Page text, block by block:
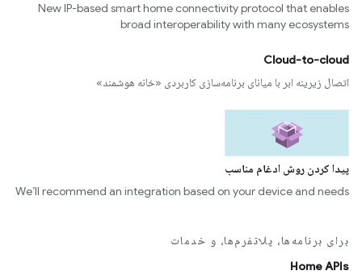
New IP-based smart home connectivity protocol that enables
broad interoperability with many ecosystems
Cloud-to-cloud
اتصال زیرینه ابر با میانای برنامه‌سازی کاربردی «خانه هوشمند»
پیدا کردن روش ادغام مناسب
We’ll recommend an integration based on your device and needs
برای برنامه‌ها، پلاتفرم‌ها، و خدمات
Home APIs